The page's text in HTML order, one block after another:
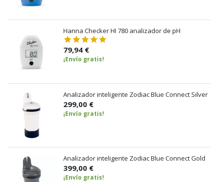
Hanna Checker HI 780 analizador de pH
79,94 €
¡Envío gratis!
Analizador inteligente Zodiac Blue Connect Silver
299,00 €
¡Envío gratis!
Analizador inteligente Zodiac Blue Connect Gold
399,00 €
¡Envío gratis!